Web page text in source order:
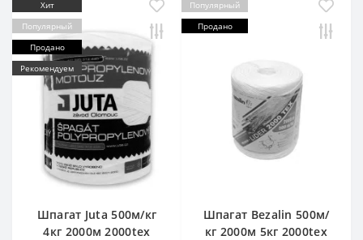
Хит
Популярный
Продано
Рекомендуем
Шпагат Juta 500м/кг
4кг 2000м 2000tex
Популярный
Продано
Шпагат Bezalin 500м/
кг 2000м 5кг 2000tex